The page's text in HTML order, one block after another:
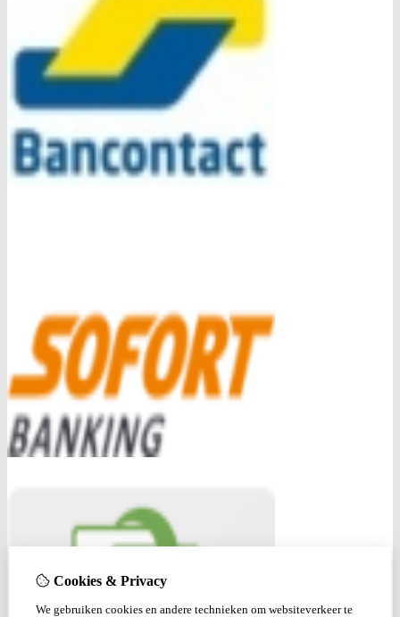
Cookies & Privacy
We gebruiken cookies en andere technieken om websiteverkeer te